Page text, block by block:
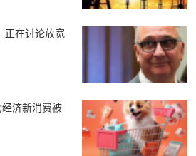
正在讨论放宽
济新消费被